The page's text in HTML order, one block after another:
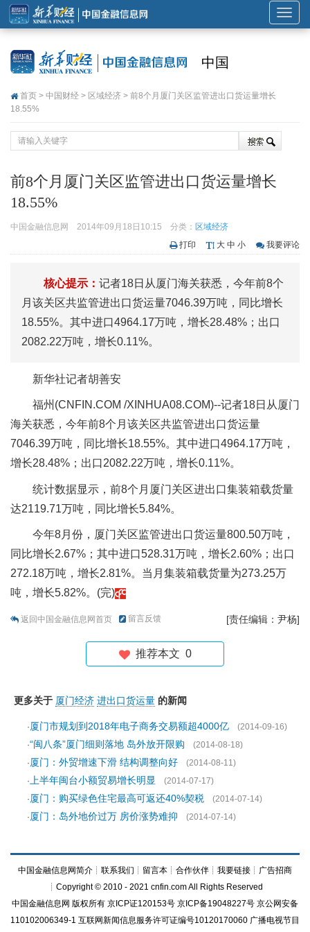
展
开
中国
首页 > 中国财经 > 区域经济 > 前8个月厦门关区监管进出口货运量增长
18.55%
前8个月厦门关区监管进出口货运量增长
18.55%
中国金融信息网 2014年09月18日10:15 分类： 区域经济
打印
大 中 小 我要评论
核心提示： 记者18日从厦门海关获悉，今年前8个
月该关区共监管进出口货运量7046.39万吨，同比增长
18.55%。其中进口4964.17万吨，增长28.48%；出口
2082.22万吨，增长0.11%。
新华社记者胡善安
福州(CNFIN.COM /XINHUA08.COM)--记者18日从厦门
海关获悉，今年前8个月该关区共监管进出口货运量
7046.39万吨，同比增长18.55%。其中进口4964.17万吨，
增长28.48%；出口2082.22万吨，增长0.11%。
统计数据显示，前8个月厦门关区进出口集装箱载货量
达2119.71万吨，同比增长5.84%。
今年8月份，厦门关区监管进出口货运量800.50万吨，
同比增长2.67%；其中进口528.31万吨，增长2.60%；出口
272.18万吨，增长2.81%。当月集装箱载货量为273.25万
吨，增长5.82%。(完)
返回中国金融信息网首页 留言反馈 [责任编辑：尹杨]
推荐本文 0
更多关于 厦门经济 进出口货运量 的新闻
·厦门市规划到2018年电子商务交易额超4000亿
(2014-09-16)
·“闽八条”厦门细则落地 岛外放开限购
(2014-08-18)
·厦门：外贸增速下滑 结构调整向好
(2014-08-11)
·上半年闽台小额贸易增长明显
(2014-07-17)
·厦门：购买绿色住宅最高可返还40%契税
(2014-07-14)
·厦门：岛外地价过万 房价涨势难抑 (2014-07-14)
中国金融信息网简介 ┊ 联系我们 ┊ 留言本 ┊ 合作伙伴 ┊ 我要链接 ┊ 广告招商
┊Copyright © 2010 - 2021 cnfin.com All Rights Reserved
中国金融信息网 版权所有 京ICP证120153号 京ICP备19048227号 京公网安备
110102006349-1 互联网新闻信息服务许可证编号10120170060 广播电视节目